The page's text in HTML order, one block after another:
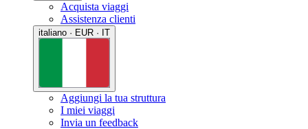
Acquista viaggi
Assistenza clienti
italiano · EUR · IT
Aggiungi la tua struttura
I miei viaggi
Invia un feedback